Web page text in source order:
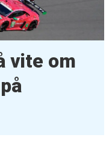
vite om